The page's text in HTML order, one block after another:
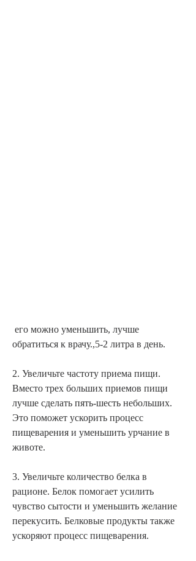
обратиться к врачу.,5-2 литра в день.
2. Увеличьте частоту приема пищи.
Вместо трех больших приемов пищи
лучше сделать пять-шесть небольших.
Это поможет ускорить процесс
пищеварения и уменьшить урчание в
животе.
3. Увеличьте количество белка в
рационе. Белок помогает усилить
чувство сытости и уменьшить желание
перекусить. Белковые продукты также
ускоряют процесс пищеварения.